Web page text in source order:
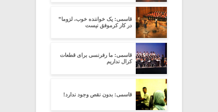
قاسمی: یک خواننده خوب، لزوما”
در کار کرموفق نیست
قاسمی: ما رفرنسی برای قطعات
کرال نداریم
قاسمی: بدون نقص وجود ندارد!